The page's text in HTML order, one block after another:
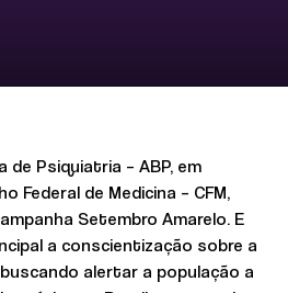
de Psiquiatria – ABP, em
Federal de Medicina – CFM,
Setembro Amarelo. E
a conscientização sobre a
alertar a população a